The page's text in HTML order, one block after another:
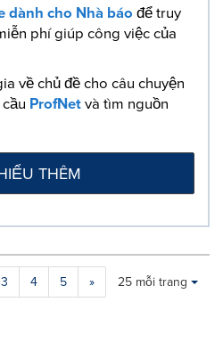
dành cho Nhà báođể truy
phí giúp công việc của
về chủ đề cho câu chuyện
ProfNetvà tìm nguồn
THÊM
3 4 5 »
Making
Items per page:
25 mỗi trang